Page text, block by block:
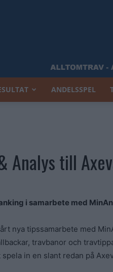
ANDELSSPEL
Analys till
i samarbete med
nya tipssamarbete med
travbanor och
in en slant redan på